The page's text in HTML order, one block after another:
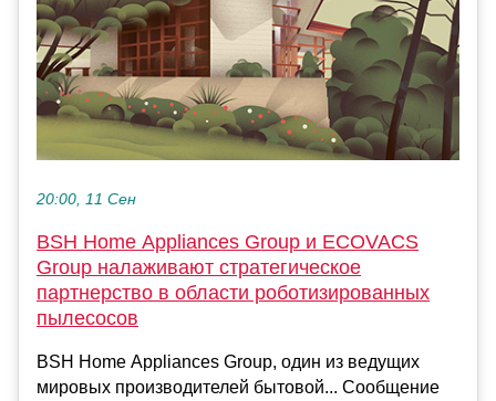
20:00, 11 Сен
BSH Home Appliances Group и ECOVACS
Group налаживают стратегическое
партнерство в области роботизированных
пылесосов
BSH Home Appliances Group, один из ведущих
мировых производителей бытовой... Сообщение